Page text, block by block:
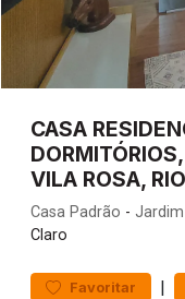
CASA
VILA ROSA,
Casa Padrão -
Claro
Favoritar |